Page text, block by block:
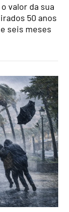
valor da sua
50 anos
seis meses